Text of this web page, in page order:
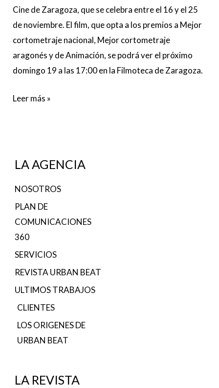
Cine de Zaragoza, que se celebra entre el 16 y el 25
de noviembre. El film, que opta a los premios a Mejor
cortometraje nacional, Mejor cortometraje
aragonés y de Animación, se podrá ver el próximo
domingo 19 a las 17:00 en la Filmoteca de Zaragoza.
Leer más »
LA AGENCIA
NOSOTROS
PLAN DE
COMUNICACIONES
360
SERVICIOS
REVISTA URBAN BEAT
ULTIMOS TRABAJOS
CLIENTES
LOS ORIGENES DE
URBAN BEAT
LA REVISTA